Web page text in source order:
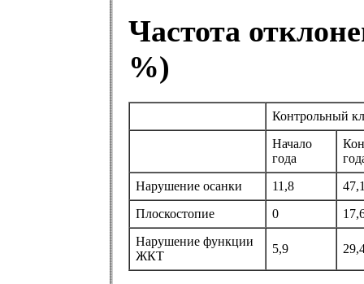
Частота
%)
Контрольный
Начало
года
Нарушение осанки
11,8
Плоскостопие
0
Нарушение функции
ЖКТ
5,9